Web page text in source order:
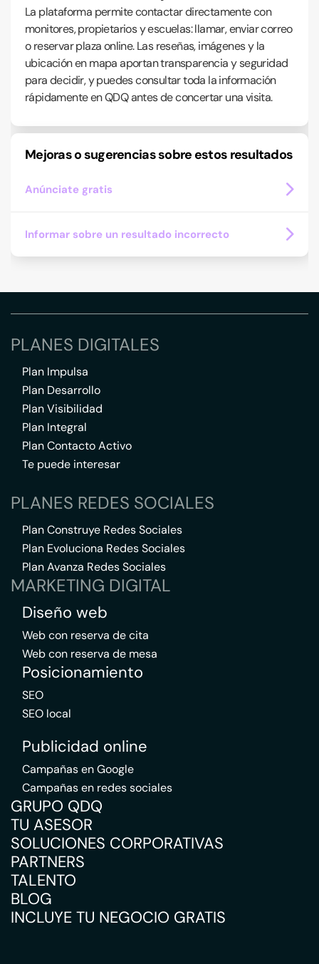
La plataforma permite contactar directamente con
monitores, propietarios y escuelas: llamar, enviar correo
o reservar plaza online. Las reseñas, imágenes y la
ubicación en mapa aportan transparencia y seguridad
para decidir, y puedes consultar toda la información
rápidamente en QDQ antes de concertar una visita.
Mejoras o sugerencias sobre estos resultados
Anúnciate gratis
Informar sobre un resultado incorrecto
PLANES DIGITALES
Plan Impulsa
Plan Desarrollo
Plan Visibilidad
Plan Integral
Plan Contacto Activo
Te puede interesar
PLANES REDES SOCIALES
Plan Construye Redes Sociales
Plan Evoluciona Redes Sociales
Plan Avanza Redes Sociales
MARKETING DIGITAL
Diseño web
Web con reserva de cita
Web con reserva de mesa
Posicionamiento
SEO
SEO local
Publicidad online
Campañas en Google
Campañas en redes sociales
GRUPO QDQ
TU ASESOR
SOLUCIONES CORPORATIVAS
PARTNERS
TALENTO
BLOG
INCLUYE TU NEGOCIO GRATIS